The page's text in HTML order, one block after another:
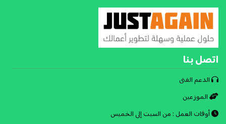
اتصل بنا
الدعم الفنى
الموزعين
أوقات العمل : من السبت إلى الخميس